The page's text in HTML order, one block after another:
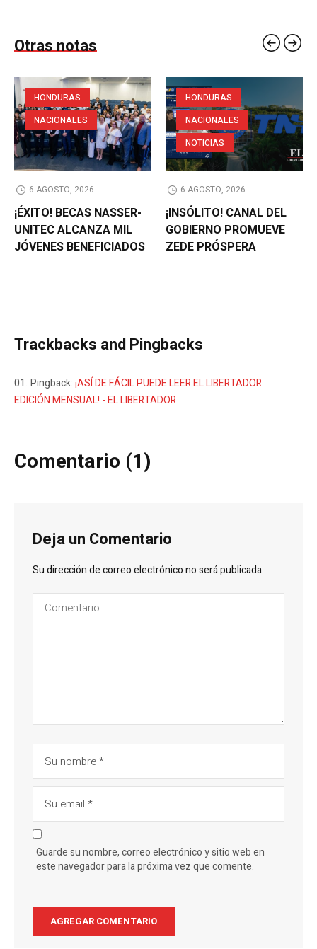
Otras notas
HONDURAS
NACIONALES
6 AGOSTO, 2026
¡ÉXITO! BECAS NASSER-
UNITEC ALCANZA MIL
JÓVENES BENEFICIADOS
HONDURAS
NACIONALES
NOTICIAS
6 AGOSTO, 2026
¡INSÓLITO! CANAL DEL
GOBIERNO PROMUEVE
ZEDE PRÓSPERA
Trackbacks and Pingbacks
Pingback:¡ASÍ DE FÁCIL PUEDE LEER EL LIBERTADOR
EDICIÓN MENSUAL! - EL LIBERTADOR
Comentario (1)
Deja un Comentario
Su dirección de correo electrónico no será publicada.
Guarde su nombre, correo electrónico y sitio web en
este navegador para la próxima vez que comente.